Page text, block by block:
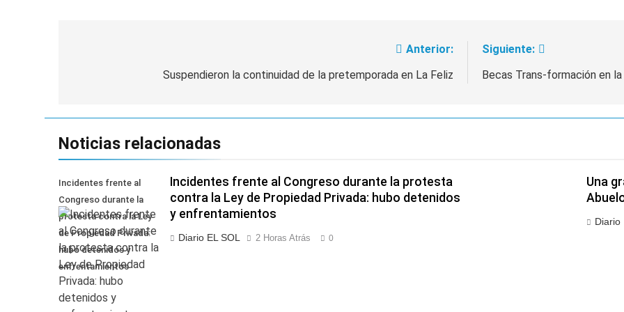
Anterior:
Suspendieron la continuidad de la pretemporada en La Feliz
Siguiente:
Becas Trans-formación en la
Noticias relacionadas
Incidentes frente al
Congreso durante la
protesta contra la Ley
de Propiedad Privada:
hubo detenidos y
enfrentamientos
Incidentes frente al Congreso durante la protesta
contra la Ley de Propiedad Privada: hubo detenidos
y enfrentamientos
Diario EL SOL 2 Horas Atrás 0
Una
Diario